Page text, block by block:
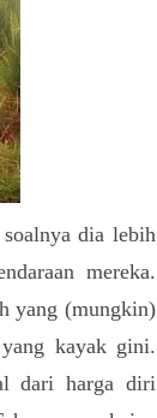
dia lebih
mereka.
yang (mungkin)
kayak gini.
dari harga diri